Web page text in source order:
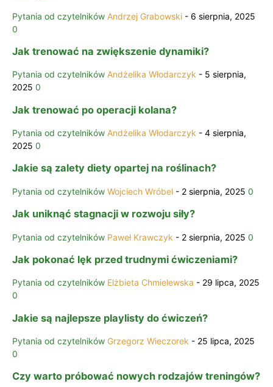
Pytania od czytelników Andrzej Grabowski - 6 sierpnia, 2025
0
Jak trenować na zwiększenie dynamiki?
Pytania od czytelników Andżelika Włodarczyk - 5 sierpnia,
2025 0
Jak trenować po operacji kolana?
Pytania od czytelników Andżelika Włodarczyk - 4 sierpnia,
2025 0
Jakie są zalety diety opartej na roślinach?
Pytania od czytelników Wojciech Wróbel - 2 sierpnia, 2025 0
Jak uniknąć stagnacji w rozwoju siły?
Pytania od czytelników Paweł Krawczyk - 2 sierpnia, 2025 0
Jak pokonać lęk przed trudnymi ćwiczeniami?
Pytania od czytelników Elżbieta Chmielewska - 29 lipca, 2025
0
Jakie są najlepsze playlisty do ćwiczeń?
Pytania od czytelników Grzegorz Wieczorek - 25 lipca, 2025
0
Czy warto próbować nowych rodzajów treningów?